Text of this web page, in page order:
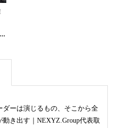
ダーは演じるもの、そこから全
動き出す｜NEXYZ.Group代表取